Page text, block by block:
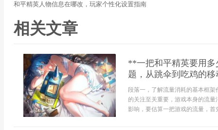
和平精英人物信息在哪改，玩家个性化设置指南
相关文章
**一把和平精英要用
题，从跳伞到吃鸡的
段落一，了解流量消耗的基本框
的关注至关重要，游戏本身的流
影响，要估算一把游戏的流量，